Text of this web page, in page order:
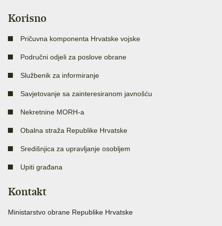
Korisno
Pričuvna komponenta Hrvatske vojske
Područni odjeli za poslove obrane
Službenik za informiranje
Savjetovanje sa zainteresiranom javnošću
Nekretnine MORH-a
Obalna straža Republike Hrvatske
Središnjica za upravljanje osobljem
Upiti građana
Kontakt
Ministarstvo obrane Republike Hrvatske